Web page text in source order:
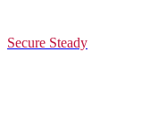
Secure Steady